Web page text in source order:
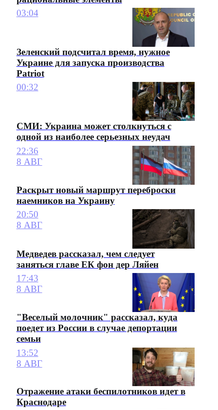
03:04
Зеленский подсчитал время, нужное
Украине для запуска производства
Patriot
00:32
СМИ: Украина может столкнуться с
одной из наиболее серьезных неудач
22:36
8 АВГ
Раскрыт новый маршрут переброски
наемников на Украину
20:50
8 АВГ
Медведев рассказал, чем следует
заняться главе ЕК фон дер Ляйен
17:43
8 АВГ
"Веселый молочник" рассказал, куда
поедет из России в случае депортации
семьи
13:52
8 АВГ
Отражение атаки беспилотников идет в
Краснодаре